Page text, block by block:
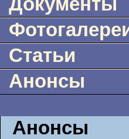
Статьи
Анонсы
Анонсы